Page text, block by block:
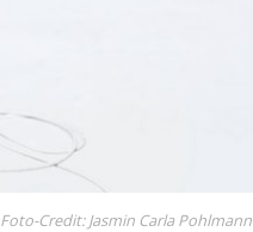
Foto-Credit: Jasmin Carla Pohlmann